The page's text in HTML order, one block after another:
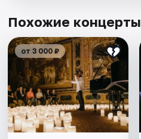
Похожие концерты
от 3 000 ₽